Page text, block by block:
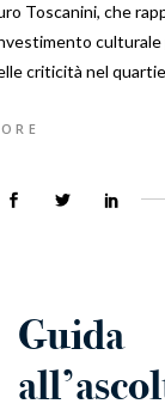
Toscanini, che
culturale
criticità nel
Guida